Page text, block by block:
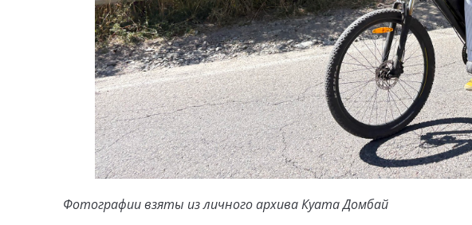
Фотографии взяты из личного архива Куата Домбай